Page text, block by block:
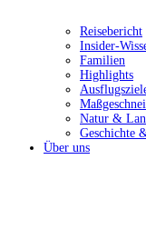
Reisebericht
Insider-
Familien
Highlights
Natur &
Geschichte
Über uns